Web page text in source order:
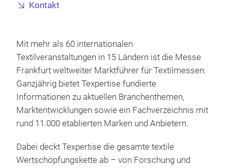
Kontakt
Mit mehr als 60 internationalen
Textilveranstaltungen in 15 Ländern ist die Messe
Frankfurt weltweiter Marktführer für Textilmessen.
Ganzjährig bietet Texpertise fundierte
Informationen zu aktuellen Branchenthemen,
Marktentwicklungen sowie ein Fachverzeichnis mit
rund 11.000 etablierten Marken und Anbietern.
Dabei deckt Texpertise die gesamte textile
Wertschöpfungskette ab – von Forschung und